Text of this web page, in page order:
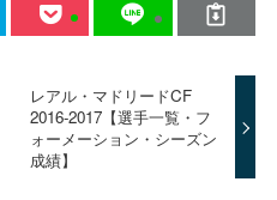
レアル・マドリードCF
2016-2017【選手一覧・フ
ォーメーション・シーズン
成績】